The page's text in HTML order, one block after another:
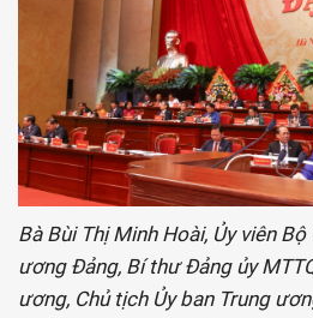
Bà Bùi Thị Minh Hoài, Ủy viên
ương Đảng, Bí thư Đảng ủy
ương, Chủ tịch Ủy ban Trung